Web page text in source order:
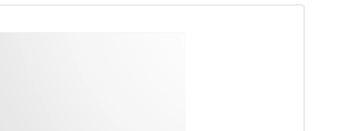
à la chaleur Résistant aux
et hygiénique Cosse de mise à la